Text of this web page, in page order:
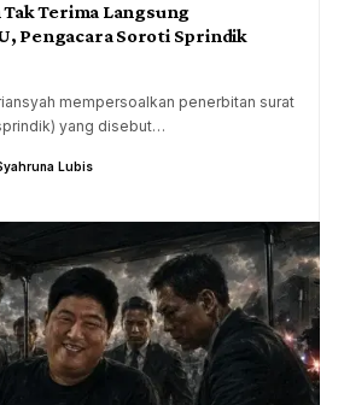
Terima Langsung
Pengacara Soroti Sprindik
mempersoalkan penerbitan surat
yang disebut…
Lubis